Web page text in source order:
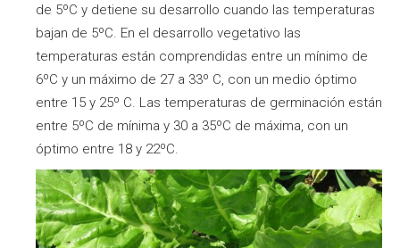
de 5ºC y detiene su desarrollo cuando las temperaturas
bajan de 5ºC. En el desarrollo vegetativo las
temperaturas están comprendidas entre un mínimo de
6ºC y un máximo de 27 a 33º C, con un medio óptimo
entre 15 y 25º C. Las temperaturas de germinación están
entre 5ºC de mínima y 30 a 35ºC de máxima, con un
óptimo entre 18 y 22ºC.